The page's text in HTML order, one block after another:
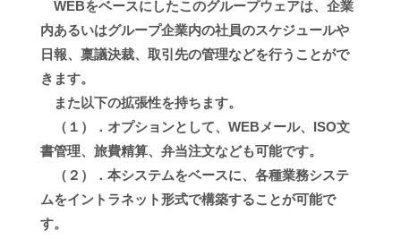
WEBをベースにしたこのグループウェアは、企業
内あるいはグループ企業内の社員のスケジュールや
日報、稟議決裁、取引先の管理などを行うことがで
きます。
また以下の拡張性を持ちます。
（１）．オプションとして、WEBメール、ISO文
書管理、旅費精算、弁当注文なども可能です。
（２）．本システムをベースに、各種業務システ
ムをイントラネット形式で構築することが可能で
す。